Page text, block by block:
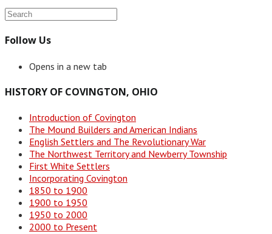
Follow Us
Opens in a new tab
HISTORY OF COVINGTON, OHIO
Introduction of Covington
The Mound Builders and American Indians
English Settlers and The Revolutionary War
The Northwest Territory and Newberry Township
First White Settlers
Incorporating Covington
1850 to 1900
1900 to 1950
1950 to 2000
2000 to Present